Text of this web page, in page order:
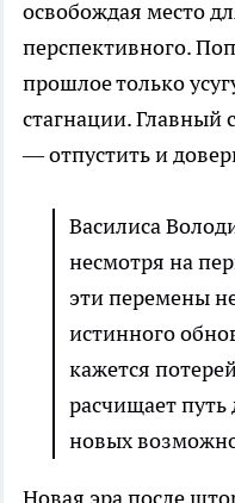
освобождая место
перспективного.
прошлое только
стагнации. Главный
— отпустить и
Василиса
несмотря на
эти перемены
истинного
кажется
расчищает путь
новых